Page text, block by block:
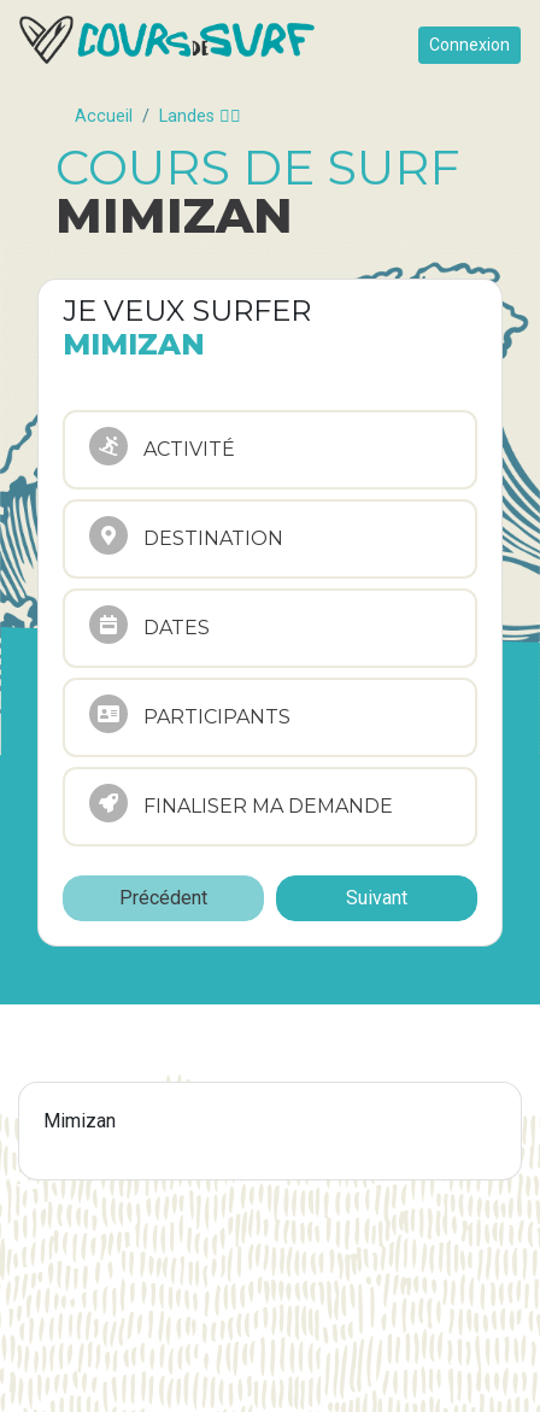
Connexion
Accueil Landes 🏄‍♂️
COURS DE SURF
MIMIZAN
JE VEUX SURFER
MIMIZAN
ACTIVITÉ
DESTINATION
DATES
PARTICIPANTS
FINALISER MA DEMANDE
Précédent Suivant
Mimizan